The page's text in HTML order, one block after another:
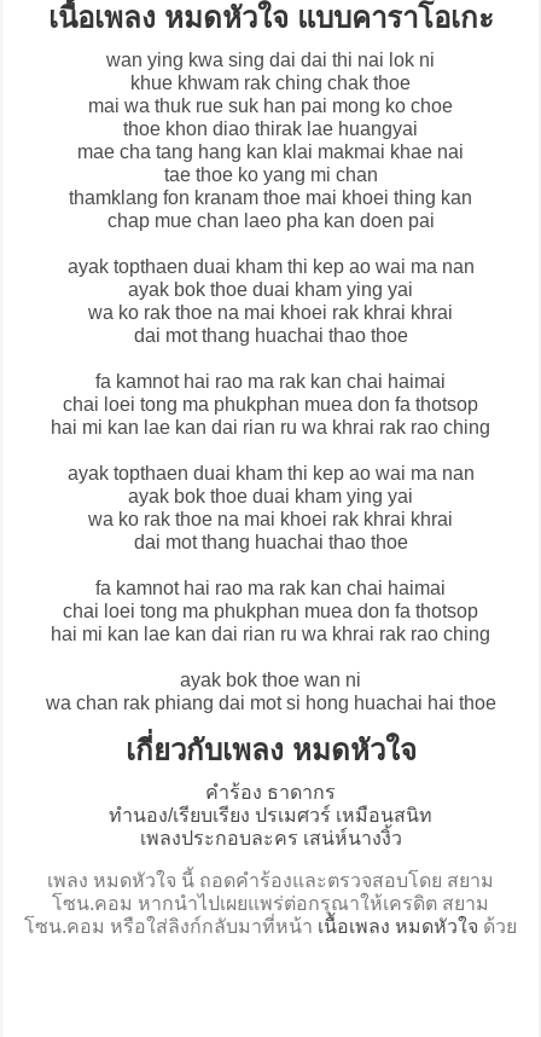
เนื้อเพลง หมดหัวใจ แบบคาราโอเกะ
wan ying kwa sing dai dai thi nai lok ni
khue khwam rak ching chak thoe
mai wa thuk rue suk han pai mong ko choe
thoe khon diao thirak lae huangyai
mae cha tang hang kan klai makmai khae nai
tae thoe ko yang mi chan
thamklang fon kranam thoe mai khoei thing kan
chap mue chan laeo pha kan doen pai
ayak topthaen duai kham thi kep ao wai ma nan
ayak bok thoe duai kham ying yai
wa ko rak thoe na mai khoei rak khrai khrai
dai mot thang huachai thao thoe
fa kamnot hai rao ma rak kan chai haimai
chai loei tong ma phukphan muea don fa thotsop
hai mi kan lae kan dai rian ru wa khrai rak rao ching
ayak topthaen duai kham thi kep ao wai ma nan
ayak bok thoe duai kham ying yai
wa ko rak thoe na mai khoei rak khrai khrai
dai mot thang huachai thao thoe
fa kamnot hai rao ma rak kan chai haimai
chai loei tong ma phukphan muea don fa thotsop
hai mi kan lae kan dai rian ru wa khrai rak rao ching
ayak bok thoe wan ni
wa chan rak phiang dai mot si hong huachai hai thoe
เกี่ยวกับเพลง หมดหัวใจ
คำร้อง ธาดากร
ทำนอง/เรียบเรียง ปรเมศวร์ เหมือนสนิท
เพลงประกอบละคร เสน่ห์นางงิ้ว
เพลง หมดหัวใจ นี้ ถอดคำร้องและตรวจสอบโดย สยาม
โซน.คอม หากนำไปเผยแพร่ต่อกรุณาให้เครดิต สยาม
โซน.คอม หรือใส่ลิงก์กลับมาที่หน้า เนื้อเพลง หมดหัวใจ ด้วย